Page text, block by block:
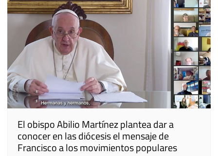
El obispo Abilio Martínez plantea dar a
conocer en las diócesis el mensaje de
Francisco a los movimientos populares